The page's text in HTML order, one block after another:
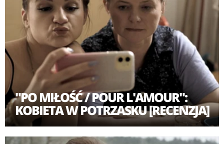
"PO MIŁOŚĆ / POUR L'AMOUR":
KOBIETA W POTRZASKU [RECENZJA]